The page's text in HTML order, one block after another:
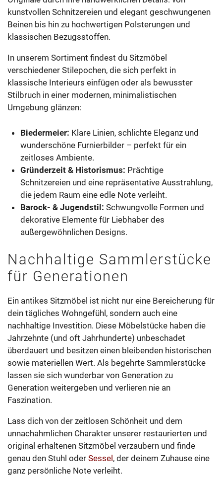
kunstvollen Schnitzereien und elegant geschwungenen
Beinen bis hin zu hochwertigen Polsterungen und
klassischen Bezugsstoffen.
In unserem Sortiment findest du Sitzmöbel
verschiedener Stilepochen, die sich perfekt in
klassische Interieurs einfügen oder als bewusster
Stilbruch in einer modernen, minimalistischen
Umgebung glänzen:
Biedermeier: Klare Linien, schlichte Eleganz und
wunderschöne Furnierbilder – perfekt für ein
zeitloses Ambiente.
Gründerzeit & Historismus: Prächtige
Schnitzereien und eine repräsentative Ausstrahlung,
die jedem Raum eine edle Note verleiht.
Barock- & Jugendstil: Schwungvolle Formen und
dekorative Elemente für Liebhaber des
außergewöhnlichen Designs.
Nachhaltige Sammlerstücke
für Generationen
Ein antikes Sitzmöbel ist nicht nur eine Bereicherung für
dein tägliches Wohngefühl, sondern auch eine
nachhaltige Investition. Diese Möbelstücke haben die
Jahrzehnte (und oft Jahrhunderte) unbeschadet
überdauert und besitzen einen bleibenden historischen
sowie materiellen Wert. Als begehrte Sammlerstücke
lassen sie sich wunderbar von Generation zu
Generation weitergeben und verlieren nie an
Faszination.
Lass dich von der zeitlosen Schönheit und dem
unnachahmlichen Charakter unserer restaurierten und
original erhaltenen Sitzmöbel verzaubern und finde
genau den Stuhl oder Sessel , der deinem Zuhause eine
ganz persönliche Note verleiht.